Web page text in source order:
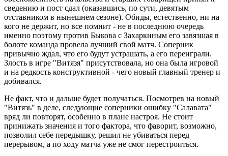
сведению и пост сдал (оказавшись, по сути, девятым
отставником в нынешнем сезоне). Обиды, естественно, ни на
кого не держит, но все помнит - не в последнюю очередь
именно поэтому против Быкова с Захаркиным его завязшая в
болоте команда провела лучший свой матч. Соперник
привычно ждал, что его будут устрашать, а его переиграли.
Злость в игре "Витязя" присутствовала, но она была игровой
и на редкость конструктивной - чего новый главный тренер и
добивался.
Не факт, что и дальше будет получаться. Посмотрев на новый
"Витязь" в деле, следующие соперники ошибку "Салавата"
вряд ли повторят, особенно в плане настроя. Не стоит
принижать значения и того фактора, что фаворит, возможно,
позволил себе передышку, решил не убиваться перед
перерывом, а по ходу матча уже не смог перестроиться.